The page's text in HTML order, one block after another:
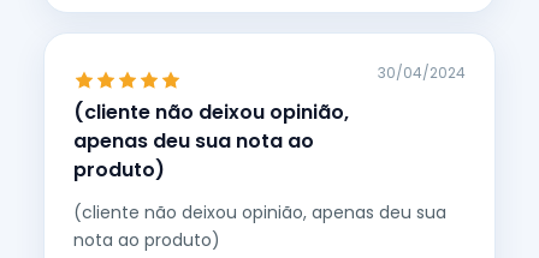
(cliente não deixou opinião,
apenas deu sua nota ao
produto)
30/04/2024
(cliente não deixou opinião, apenas deu sua
nota ao produto)